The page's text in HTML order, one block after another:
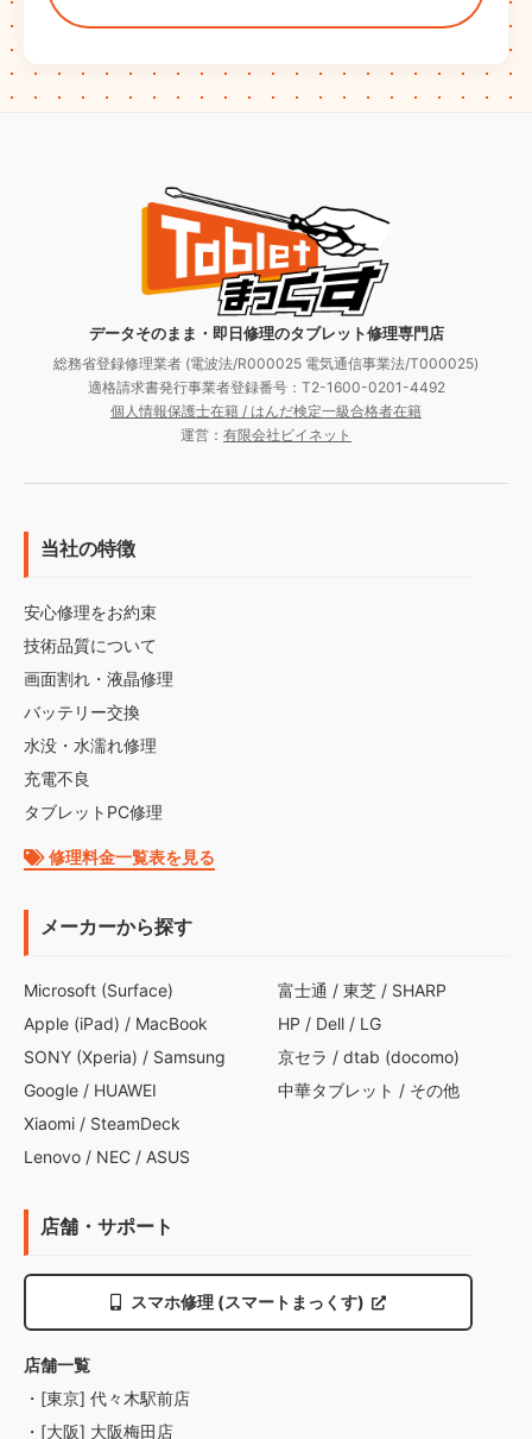
データそのまま・即日修理のタブレット修理専門店
総務省登録修理業者 (電波法/R000025 電気通信事業法/T000025)
適格請求書発行事業者登録番号：T2-1600-0201-4492
個人情報保護士在籍 / はんだ検定一級合格者在籍
運営： 有限会社ビイネット
当社の特徴
安心修理をお約束
技術品質について
画面割れ・液晶修理
バッテリー交換
水没・水濡れ修理
充電不良
タブレットPC修理
修理料金一覧表を見る
メーカーから探す
Microsoft (Surface)
Apple (iPad) / MacBook
SONY (Xperia) / Samsung
Google / HUAWEI
Xiaomi / SteamDeck
Lenovo / NEC / ASUS
富士通 / 東芝 / SHARP
HP / Dell / LG
京セラ / dtab (docomo)
中華タブレット / その他
店舗・サポート
スマホ修理 (スマートまっくす)
店舗一覧
・[東京] 代々木駅前店
・[大阪] 大阪梅田店